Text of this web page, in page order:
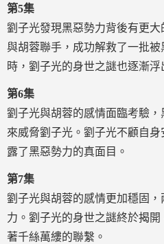
第5集
劉子光發現黑惡勢力背後有更
與胡蓉聯手，成功解救了一批
時，劉子光的身世之謎也逐漸浮
第6集
劉子光與胡蓉的感情面臨考驗
來威脅劉子光。劉子光不顧自
露了黑惡勢力的真面目。
第7集
劉子光與胡蓉的感情更加穩固
力。劉子光的身世之謎終於揭
著千絲萬縷的聯繫。